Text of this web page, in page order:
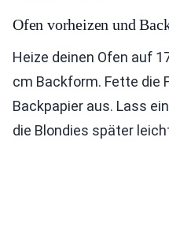
Ofen vorheizen und
Heize deinen Ofen auf
cm Backform. Fette die
Backpapier aus. Lass
die Blondies später